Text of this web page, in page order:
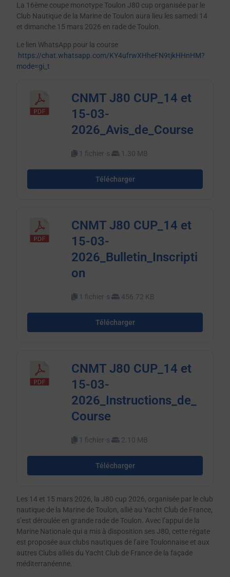
La 16ème coupe monotype Toulon J80 cup organisée par le
Club Nautique de la Marine de Toulon aura lieu les samedi 14
et dimanche 15 mars 2026 en rade de Toulon.
Le lien WhatsApp pour la course
https://chat.whatsapp.com/KY4ufrwXHheFN9tjkHHnHM?
mode=gi_t
CNMT J80 CUP_14 et
15-03-
2026_Avis_de_Course
1 fichier·s 1.30 MB
Télécharger
CNMT J80 CUP_14 et
15-03-
2026_Bulletin_Inscripti
on
1 fichier·s 456.72 KB
Télécharger
CNMT J80 CUP_14 et
15-03-
2026_Instructions_de_
Course
1 fichier·s 2.10 MB
Télécharger
Les 14 et 15 mars 2026, la J80 cup 2026, organisée par le club
nautique de la Marine de Toulon, allié au Yacht Club de France,
s’est déroulée en grande rade de Toulon. Avec l’appui de la
Marine Nationale qui a mis à disposition ses J80, cette régate
est proposée aux clubs nautiques de l’aire Toulonnaise et aux
autres Clubs alliés du Yacht Club de France de la façade
méditerranéenne.